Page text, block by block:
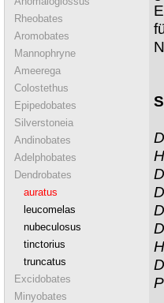
Rheobates
Aromobates
Mannophryne
Ameerega
Colostethus
Epipedobates
Silverstoneia
Andinobates
Adelphobates
Dendrobates
auratus
leucomelas
nubeculosus
tinctorius
truncatus
Excidobates
Minyobates